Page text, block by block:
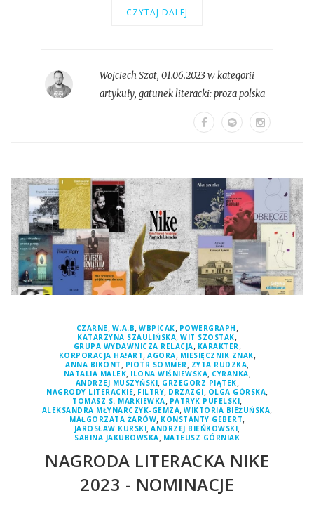
CZYTAJ DALEJ
Wojciech Szot, 01.06.2023 w kategorii
artykuły, gatunek literacki:proza polska
CZARNE, W.A.B, WBPICAK, POWERGRAPH ,
KATARZYNA SZAULIŃSKA,WIT SZOSTAK,
GRUPA WYDAWNICZA RELACJA, KARAKTER ,
KORPORACJA HA!ART, AGORA, MIESIĘCZNIK ZNAK,
ANNA BIKONT , PIOTR SOMMER , ZYTA RUDZKA,
NATALIA MALEK, ILONA WIŚNIEWSKA, CYRANKA,
ANDRZEJ MUSZYŃSKI, GRZEGORZ PIĄTEK,
NAGRODY LITERACKIE, FILTRY, DRZAZGI, OLGA GÓRSKA,
TOMASZ S. MARKIEWKA, PATRYK PUFELSKI,
ALEKSANDRA MŁYNARCZYK-GEMZA,WIKTORIA BIEŻUŃSKA,
MAŁGORZATA ŻARÓW, KONSTANTY GEBERT,
JAROSŁAW KURSKI,ANDRZEJ BIEŃKOWSKI,
SABINA JAKUBOWSKA, MATEUSZ GÓRNIAK
NAGRODA LITERACKA NIKE
2023 - NOMINACJE